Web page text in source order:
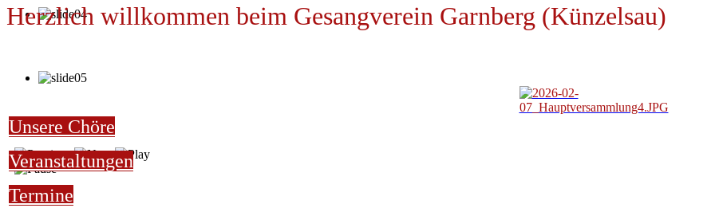
Herzlich willkommen beim Gesangverein Garnberg (Künzelsau)
Unsere Chöre
Veranstaltungen
Termine